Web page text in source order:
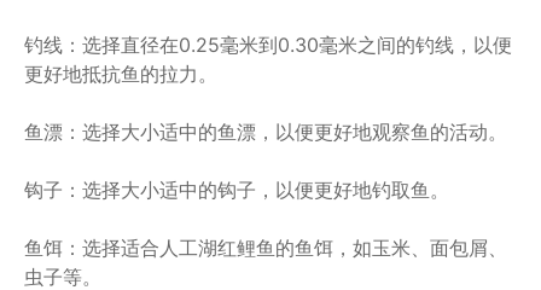
钓线：选择直径在0.25毫米到0.30毫米之间的钓线，以便
更好地抵抗鱼的拉力。
鱼漂：选择大小适中的鱼漂，以便更好地观察鱼的活动。
钩子：选择大小适中的钩子，以便更好地钓取鱼。
鱼饵：选择适合人工湖红鲤鱼的鱼饵，如玉米、面包屑、
虫子等。